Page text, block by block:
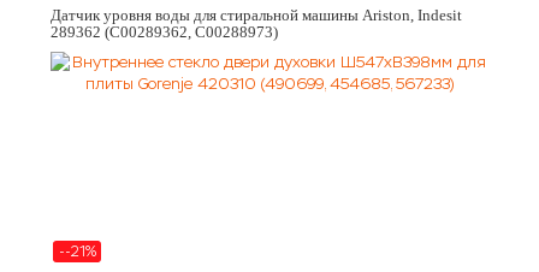
Датчик уровня воды для стиральной машины Ariston, Indesit
289362 (C00289362, C00288973)
--21%